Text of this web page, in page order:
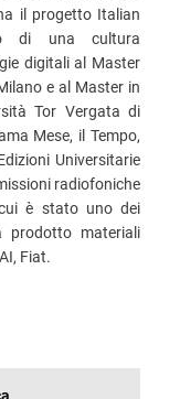
il progetto Italian
di una cultura
digitali al Master
e al Master in
Tor Vergata di
Mese, il Tempo,
Universitarie
radiofoniche
è stato uno dei
prodotto materiali
Fiat.